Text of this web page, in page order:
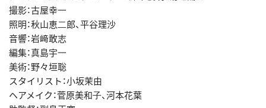
撮影：古屋幸⼀
照明：秋山恵⼆郎、平谷理沙
音響：岩﨑敢志
編集：真島宇⼀
美術：野々垣聡
スタイリスト：小坂茉由
ヘアメイク：菅原美和⼦、河本花葉